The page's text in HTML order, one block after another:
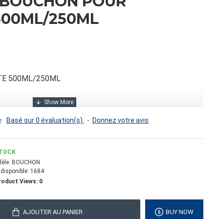
250ML
500ML/250ML
Basé sur 0 évaluation(s). - Donnez votre avis
BOUCHON
1684
Views: 0
AJOUTER AU PANIER BUY NOW